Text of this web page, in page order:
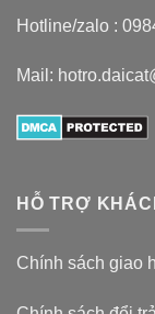
Hotline/zalo :
Mail:
HỖ TRỢ
Chính sách giao